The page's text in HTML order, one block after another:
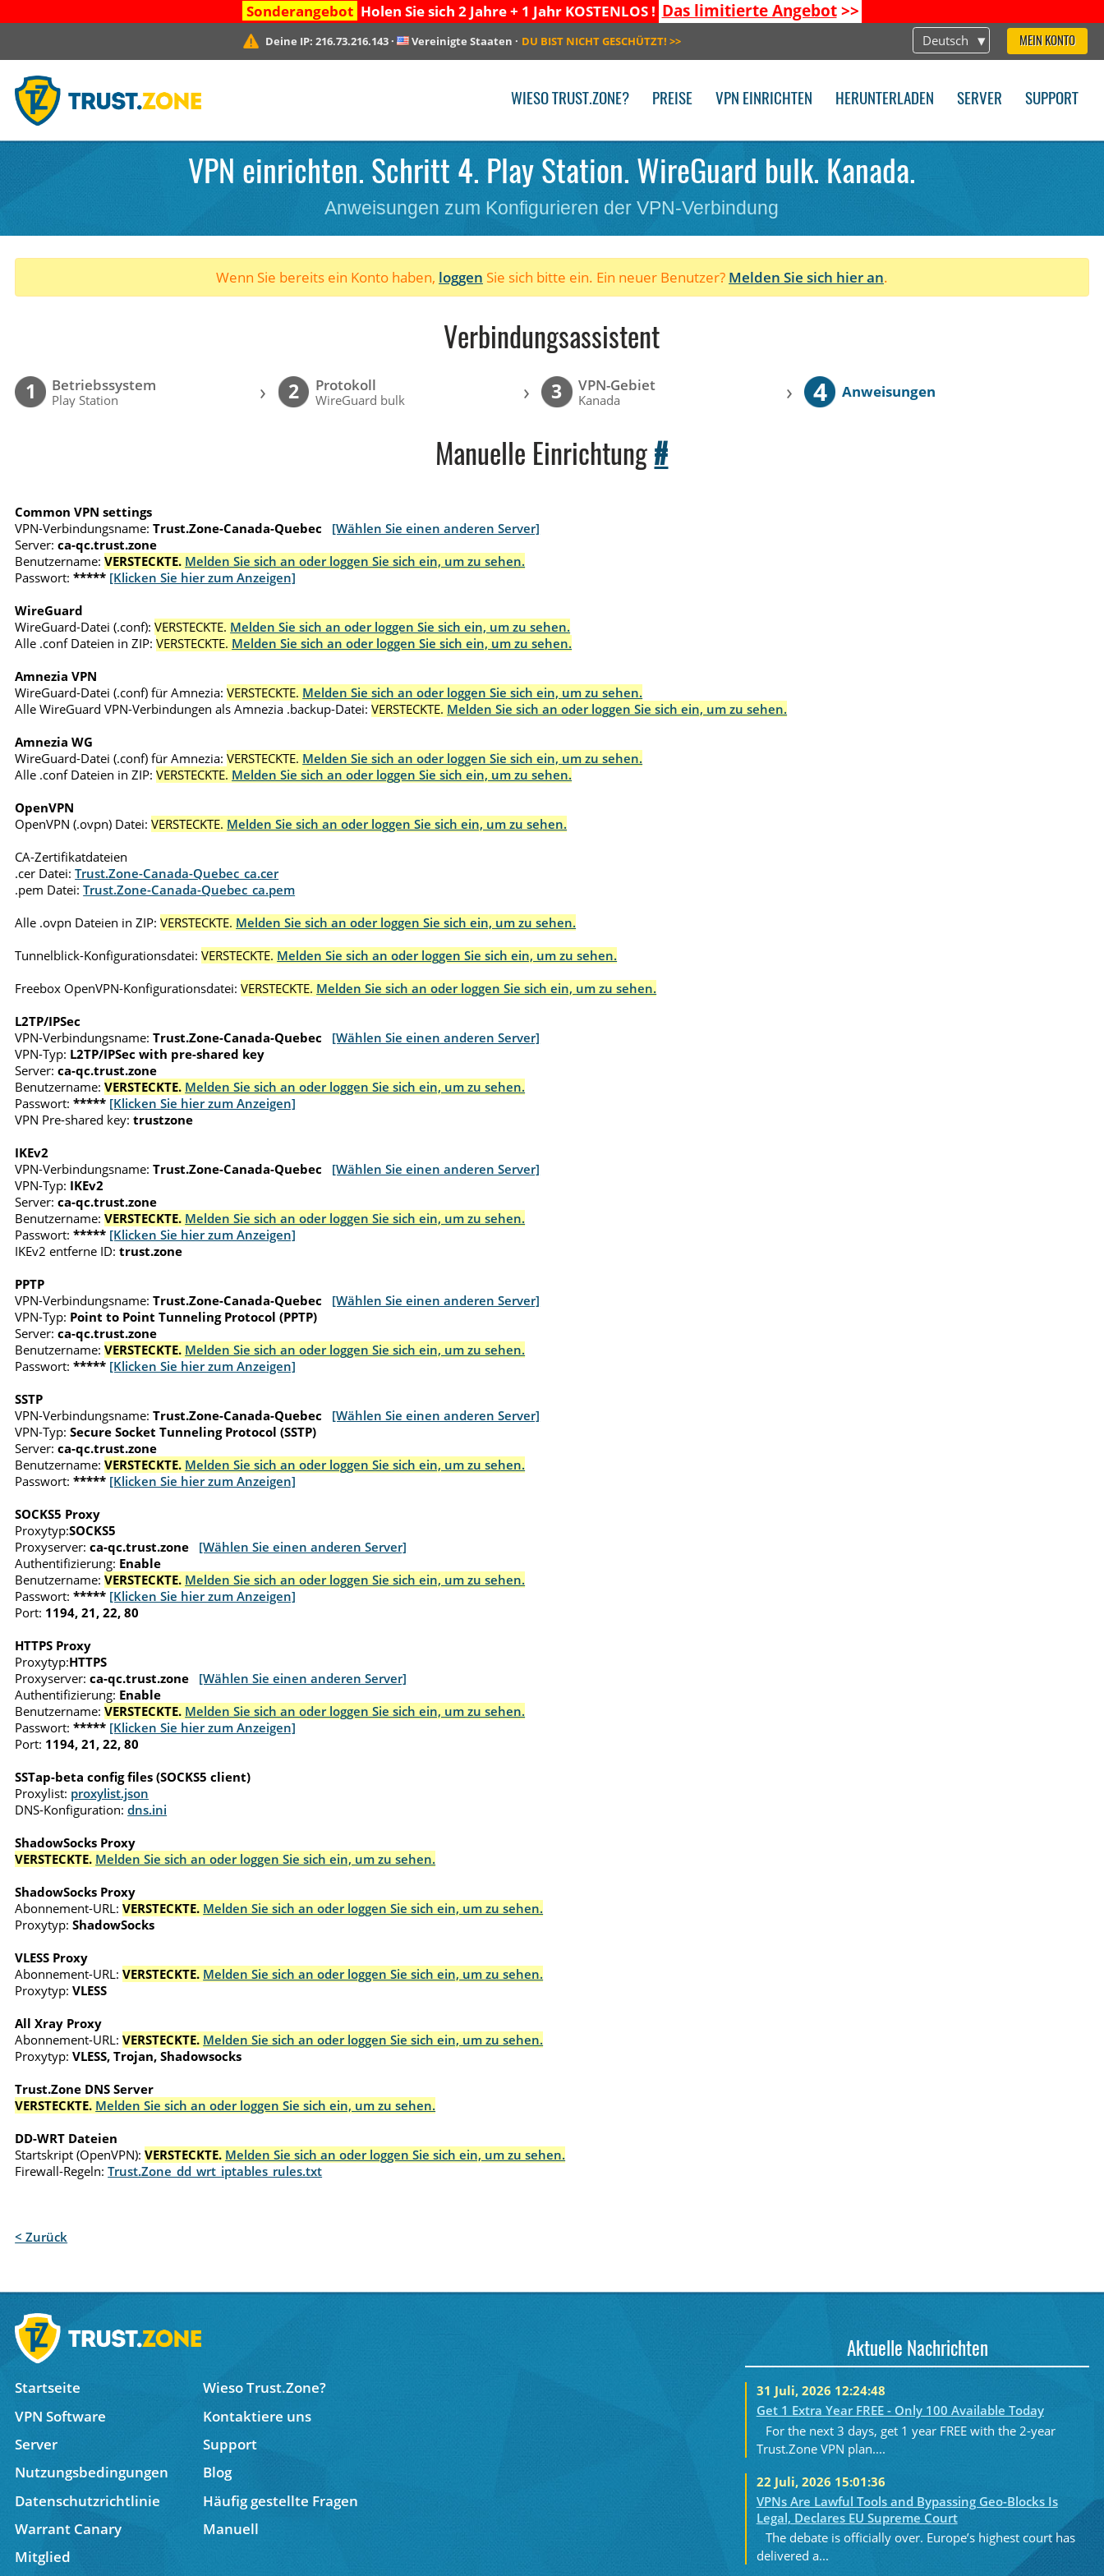
Sonderangebot Holen Sie sich 2 Jahre + 1 Jahr KOSTENLOS ! Das limitierte Angebot>>
Deutsch MEIN KONTO
Deine IP: 216.73.216.143· Vereinigte Staaten · DU BIST NICHT GESCHÜTZT! >>
WIESO TRUST.ZONE? PREISE VPN EINRICHTEN HERUNTERLADEN SERVER SUPPORT
VPN einrichten. Schritt 4. Play Station. WireGuard bulk. Kanada.
Anweisungen zum Konfigurieren der VPN-Verbindung
Wenn Sie bereits ein Konto haben, loggen Sie sich bitte ein. Ein neuer Benutzer? Melden Sie sich hier an.
Verbindungsassistent
1 Betriebssystem
Play Station › 2 Protokoll
WireGuard bulk › 3 VPN-Gebiet
Kanada › 4 Anweisungen
Manuelle Einrichtung #
Common VPN settings
VPN-Verbindungsname: Trust.Zone-Canada-Quebec
[Wählen Sie einen anderen Server]
Server: ca-qc.trust.zone
Benutzername: VERSTECKTE. Melden Sie sich an oder loggen Sie sich ein, um zu sehen.
Passwort: ***** [Klicken Sie hier zum Anzeigen]
WireGuard
WireGuard-Datei (.conf): VERSTECKTE. Melden Sie sich an oder loggen Sie sich ein, um zu sehen.
Alle .conf Dateien in ZIP: VERSTECKTE. Melden Sie sich an oder loggen Sie sich ein, um zu sehen.
Amnezia VPN
WireGuard-Datei (.conf) für Amnezia: VERSTECKTE. Melden Sie sich an oder loggen Sie sich ein, um zu sehen.
Alle WireGuard VPN-Verbindungen als Amnezia .backup-Datei: VERSTECKTE. Melden Sie sich an oder loggen Sie sich ein, um zu sehen.
Amnezia WG
WireGuard-Datei (.conf) für Amnezia: VERSTECKTE. Melden Sie sich an oder loggen Sie sich ein, um zu sehen.
Alle .conf Dateien in ZIP: VERSTECKTE. Melden Sie sich an oder loggen Sie sich ein, um zu sehen.
OpenVPN
OpenVPN (.ovpn) Datei: VERSTECKTE. Melden Sie sich an oder loggen Sie sich ein, um zu sehen.
CA-Zertifikatdateien
.cer Datei: Trust.Zone-Canada-Quebec_ca.cer
.pem Datei: Trust.Zone-Canada-Quebec_ca.pem
Alle .ovpn Dateien in ZIP: VERSTECKTE. Melden Sie sich an oder loggen Sie sich ein, um zu sehen.
Tunnelblick-Konfigurationsdatei: VERSTECKTE. Melden Sie sich an oder loggen Sie sich ein, um zu sehen.
Freebox OpenVPN-Konfigurationsdatei: VERSTECKTE. Melden Sie sich an oder loggen Sie sich ein, um zu sehen.
L2TP/IPSec
VPN-Verbindungsname: Trust.Zone-Canada-Quebec
[Wählen Sie einen anderen Server]
VPN-Typ: L2TP/IPSec with pre-shared key
Server: ca-qc.trust.zone
Benutzername: VERSTECKTE. Melden Sie sich an oder loggen Sie sich ein, um zu sehen.
Passwort: ***** [Klicken Sie hier zum Anzeigen]
VPN Pre-shared key: trustzone
IKEv2
VPN-Verbindungsname: Trust.Zone-Canada-Quebec
[Wählen Sie einen anderen Server]
VPN-Typ: IKEv2
Server: ca-qc.trust.zone
Benutzername: VERSTECKTE. Melden Sie sich an oder loggen Sie sich ein, um zu sehen.
Passwort: ***** [Klicken Sie hier zum Anzeigen]
IKEv2 entferne ID: trust.zone
PPTP
VPN-Verbindungsname: Trust.Zone-Canada-Quebec
[Wählen Sie einen anderen Server]
VPN-Typ: Point to Point Tunneling Protocol (PPTP)
Server: ca-qc.trust.zone
Benutzername: VERSTECKTE. Melden Sie sich an oder loggen Sie sich ein, um zu sehen.
Passwort: ***** [Klicken Sie hier zum Anzeigen]
SSTP
VPN-Verbindungsname: Trust.Zone-Canada-Quebec
[Wählen Sie einen anderen Server]
VPN-Typ: Secure Socket Tunneling Protocol (SSTP)
Server: ca-qc.trust.zone
Benutzername: VERSTECKTE. Melden Sie sich an oder loggen Sie sich ein, um zu sehen.
Passwort: ***** [Klicken Sie hier zum Anzeigen]
SOCKS5 Proxy
Proxytyp:SOCKS5
Proxyserver: ca-qc.trust.zone
[Wählen Sie einen anderen Server]
Authentifizierung: Enable
Benutzername: VERSTECKTE. Melden Sie sich an oder loggen Sie sich ein, um zu sehen.
Passwort: ***** [Klicken Sie hier zum Anzeigen]
Port: 1194, 21, 22, 80
HTTPS Proxy
Proxytyp:HTTPS
Proxyserver: ca-qc.trust.zone
[Wählen Sie einen anderen Server]
Authentifizierung: Enable
Benutzername: VERSTECKTE. Melden Sie sich an oder loggen Sie sich ein, um zu sehen.
Passwort: ***** [Klicken Sie hier zum Anzeigen]
Port: 1194, 21, 22, 80
SSTap-beta config files (SOCKS5 client)
Proxylist: proxylist.json
DNS-Konfiguration: dns.ini
ShadowSocks Proxy
VERSTECKTE. Melden Sie sich an oder loggen Sie sich ein, um zu sehen.
ShadowSocks Proxy
Abonnement-URL: VERSTECKTE. Melden Sie sich an oder loggen Sie sich ein, um zu sehen.
Proxytyp: ShadowSocks
VLESS Proxy
Abonnement-URL: VERSTECKTE. Melden Sie sich an oder loggen Sie sich ein, um zu sehen.
Proxytyp: VLESS
All Xray Proxy
Abonnement-URL: VERSTECKTE. Melden Sie sich an oder loggen Sie sich ein, um zu sehen.
Proxytyp: VLESS, Trojan, Shadowsocks
Trust.Zone DNS Server
VERSTECKTE. Melden Sie sich an oder loggen Sie sich ein, um zu sehen.
DD-WRT Dateien
Startskript (OpenVPN): VERSTECKTE. Melden Sie sich an oder loggen Sie sich ein, um zu sehen.
Firewall-Regeln: Trust.Zone_dd_wrt_iptables_rules.txt
< Zurück
Startseite
Wieso Trust.Zone?
VPN Software
Kontaktiere uns
Server
Support
Nutzungsbedingungen
Blog
Datenschutzrichtlinie
Häufig gestellte Fragen
Warrant Canary
Manuell
Mitglied
Aktuelle Nachrichten
31 Juli, 2026 12:24:48
Get 1 Extra Year FREE - Only 100 Available Today
For the next 3 days, get 1 year FREE with the 2-year
Trust.Zone VPN plan....
22 Juli, 2026 15:01:36
VPNs Are Lawful Tools and Bypassing Geo-Blocks Is
Legal, Declares EU Supreme Court
The debate is officially over. Europe’s highest court has
delivered a...